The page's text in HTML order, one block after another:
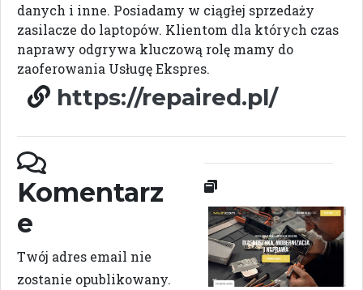
danych i inne. Posiadamy w ciągłej sprzedaży
zasilacze do laptopów. Klientom dla których czas
naprawy odgrywa kluczową rolę mamy do
zaoferowania Usługę Ekspres.
https://repaired.pl/
Komentarz
e
Twój adres email nie
zostanie opublikowany.